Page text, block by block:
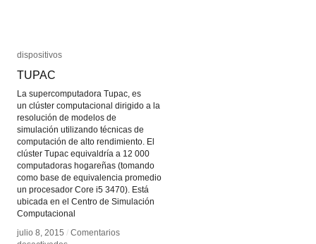
dispositivos
TUPAC
La supercomputadora Tupac, es
un clúster computacional dirigido a la
resolución de modelos de
simulación utilizando técnicas de
computación de alto rendimiento. El
clúster Tupac equivaldría a 12 000
computadoras hogareñas (tomando
como base de equivalencia promedio
un procesador Core i5 3470). Está
ubicada en el Centro de Simulación
Computacional
julio 8, 2015 / Comentarios
dispositivos
TUPAC
julio 8, 2015 / Comentarios